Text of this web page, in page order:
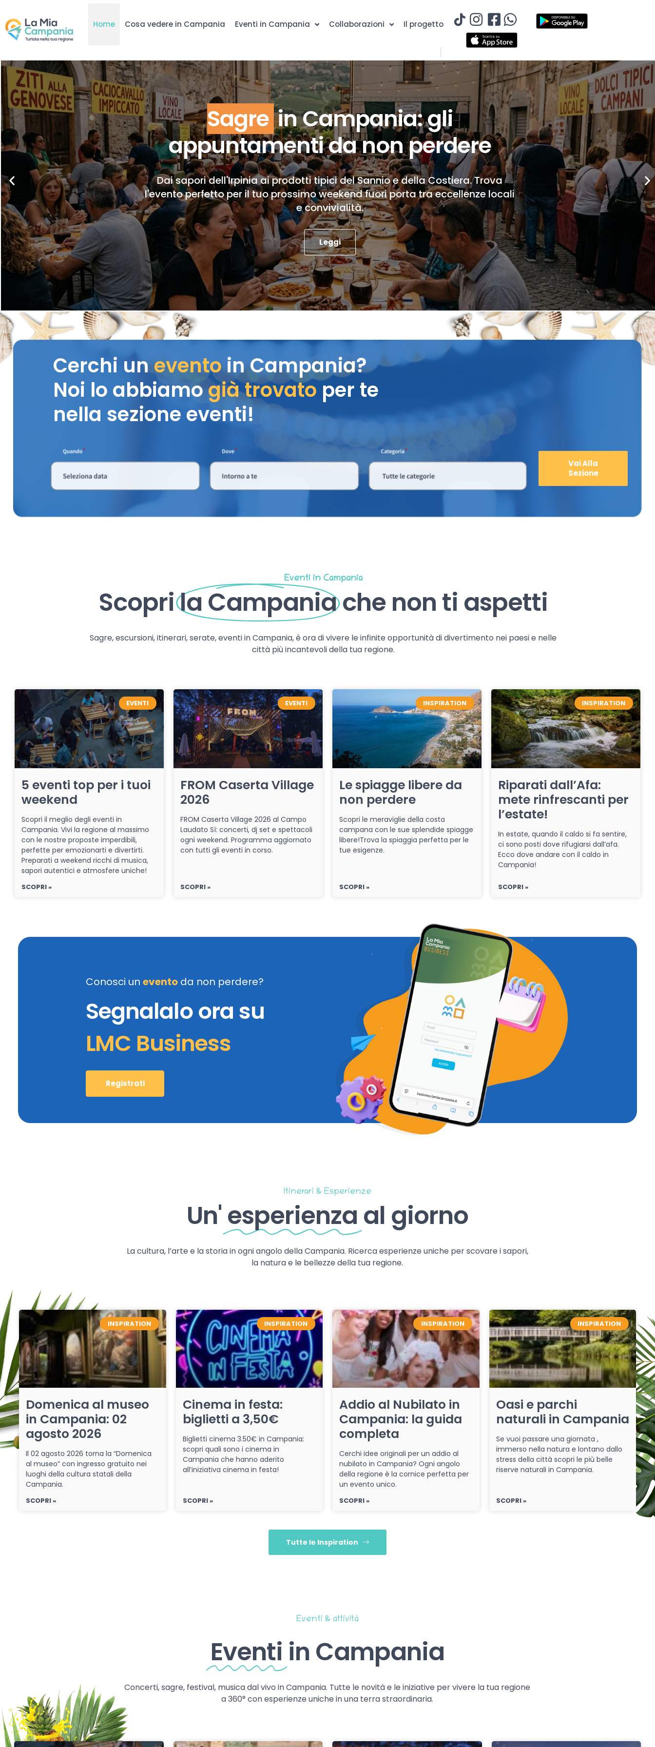
Home Cosa vedere in Campania Eventi in Campania Collaborazioni Il progetto
Sagre in Campania: gli
appuntamenti da non perdere
Dai sapori dell'Irpinia ai prodotti tipici del Sannio e della Costiera. Trova
l'evento perfetto per il tuo prossimo weekend fuori porta tra eccellenze locali
e convivialità.
Leggi
Cerchi uneventoin Campania?
Noi lo abbiamogià trovato per te
nella sezione eventi!
Vai Alla
Sezione
Eventi in Campania
Scoprila Campaniache non ti aspetti
Sagre, escursioni, itinerari, serate, eventi in Campania, è ora di vivere le infinite opportunità di divertimento nei paesi e nelle
città più incantevoli della tua regione.
EVENTI
5 eventi top per i tuoi
weekend
Scopri il meglio degli eventi in
Campania. Vivi la regione al massimo
con le nostre proposte imperdibili,
perfette per emozionarti e divertirti.
Preparati a weekend ricchi di musica,
sapori autentici e atmosfere uniche!
SCOPRI »
EVENTI
FROM Caserta Village
2026
FROM Caserta Village 2026 al Campo
Laudato Sì: concerti, dj set e spettacoli
ogni weekend. Programma aggiornato
con tutti gli eventi in corso.
SCOPRI »
INSPIRATION
Le spiagge libere da
non perdere
Scopri le meraviglie della costa
campana con le sue splendide spiagge
libere!Trova la spiaggia perfetta per le
tue esigenze.
SCOPRI »
INSPIRATION
Riparati dall’Afa:
mete rinfrescanti per
l’estate!
In estate, quando il caldo si fa sentire,
ci sono posti dove rifugiarsi dall’afa.
Ecco dove andare con il caldo in
Campania!
SCOPRI »
Conosci un evento da non perdere?
Segnalalo ora su
LMC Business
Registrati
Itinerari & Esperienze
Un' esperienza al giorno
La cultura, l’arte e la storia in ogni angolo della Campania. Ricerca esperienze uniche per scovare i sapori,
la natura e le bellezze della tua regione.
INSPIRATION
Domenica al museo
in Campania: 02
agosto 2026
Il 02 agosto 2026 torna la “Domenica
al museo” con ingresso gratuito nei
luoghi della cultura statali della
Campania.
SCOPRI »
INSPIRATION
Cinema in festa:
biglietti a 3,50€
Biglietti cinema 3.50€ in Campania:
scopri quali sono i cinema in
Campania che hanno aderito
all’iniziativa cinema in festa!
SCOPRI »
INSPIRATION
Addio al Nubilato in
Campania: la guida
completa
Cerchi idee originali per un addio al
nubilato in Campania? Ogni angolo
della regione è la cornice perfetta per
un evento unico.
SCOPRI »
INSPIRATION
Oasi e parchi
naturali in Campania
Se vuoi passare una giornata ,
immerso nella natura e lontano dallo
stress della città scopri le più belle
riserve naturali in Campania.
SCOPRI »
Tutte le Inspiration
Eventi & attività
Eventi in Campania
Concerti, sagre, festival, musica dal vivo in Campania. Tutte le novità e le iniziative per vivere la tua regione
a 360° con esperienze uniche in una terra straordinaria.